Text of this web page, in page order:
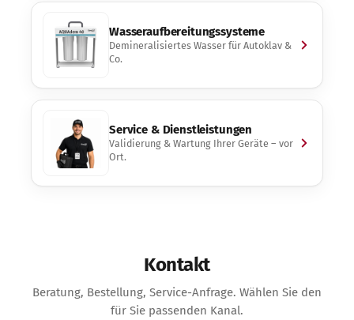
Wasseraufbereitungssysteme
Demineralisiertes Wasser für Autoklav &
Co.
Service & Dienstleistungen
Validierung & Wartung Ihrer Geräte – vor
Ort.
Kontakt
Beratung, Bestellung, Service-Anfrage. Wählen Sie den
für Sie passenden Kanal.